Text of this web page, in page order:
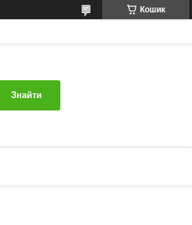
Кошик
Знайти